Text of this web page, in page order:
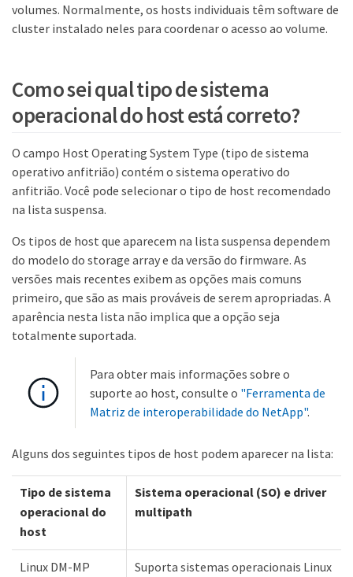
volumes. Normalmente, os hosts individuais têm software de
cluster instalado neles para coordenar o acesso ao volume.
Como sei qual tipo de sistema
operacional do host está correto?
O campo Host Operating System Type (tipo de sistema
operativo anfitrião) contém o sistema operativo do
anfitrião. Você pode selecionar o tipo de host recomendado
na lista suspensa.
Os tipos de host que aparecem na lista suspensa dependem
do modelo do storage array e da versão do firmware. As
versões mais recentes exibem as opções mais comuns
primeiro, que são as mais prováveis de serem apropriadas. A
aparência nesta lista não implica que a opção seja
totalmente suportada.
Para obter mais informações sobre o
suporte ao host, consulte o "Ferramenta de
Matriz de interoperabilidade do NetApp".
Alguns dos seguintes tipos de host podem aparecer na lista:
Tipo de sistema
operacional do
host
Sistema operacional (SO) e driver
multipath
Linux DM-MP
Suporta sistemas operacionais Linux